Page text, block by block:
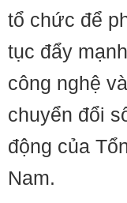
tổ chức để
tục đẩy
công nghệ
chuyển đổi
động của
Nam.